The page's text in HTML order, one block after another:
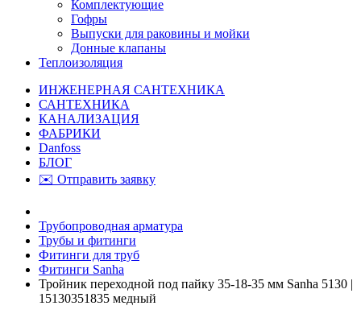
Комплектующие
Гофры
Выпуски для раковины и мойки
Донные клапаны
Теплоизоляция
ИНЖЕНЕРНАЯ САНТЕХНИКА
САНТЕХНИКА
КАНАЛИЗАЦИЯ
ФАБРИКИ
Danfoss
БЛОГ
✉️ Отправить заявку
Трубопроводная арматура
Трубы и фитинги
Фитинги для труб
Фитинги Sanha
Тройник переходной под пайку 35-18-35 мм Sanha 5130 |
15130351835 медный